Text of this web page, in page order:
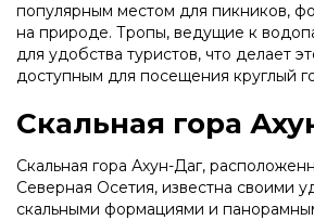
популярным местом для пикников,
на природе. Тропы, ведущие к
для удобства туристов, что делает
доступным для посещения круглый
Скальная гора
Скальная гора Ахун-Даг,
Северная Осетия, известна своими
скальными формациями и